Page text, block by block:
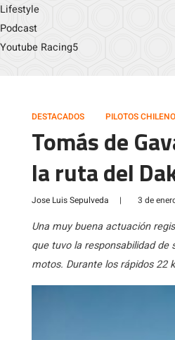
Lifestyle
Podcast
Youtube Racing5
DESTACADOS PILOTOS
Tomás de
la ruta del
Jose Luis Sepulveda | 3 de
Una muy buena actuación
que tuvo la responsabilidad
motos. Durante los rápidos 22